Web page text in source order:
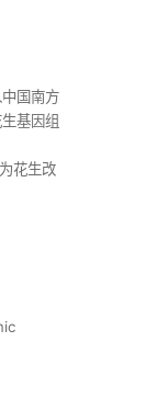
国南方
基因组
花生改